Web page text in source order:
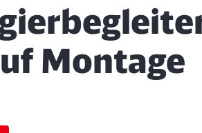
Montage